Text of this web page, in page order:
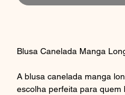
Blusa Canelada Manga
A blusa canelada manga
escolha perfeita para quem